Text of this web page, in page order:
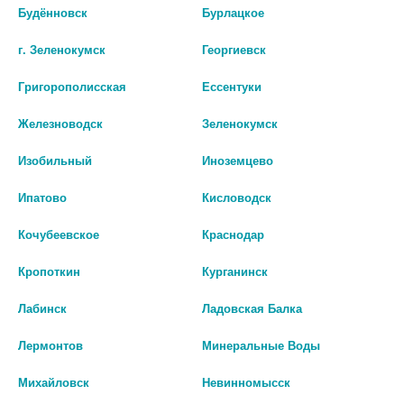
379 руб. 319 руб.
КАНПОЛ ПУСТЫШКА СИЛИКОН
КРОШКА Я ПУСТЫШКА СИЛИК.
Будённовск Бурлацкое
г. Зеленокумск Георгиевск
Григорополисская Ессентуки
Железноводск Зеленокумск
Изобильный Иноземцево
Ипатово Кисловодск
Кочубеевское Краснодар
Кропоткин Курганинск
Лабинск Ладовская Балка
Лермонтов Минеральные Воды
Михайловск Невинномысск